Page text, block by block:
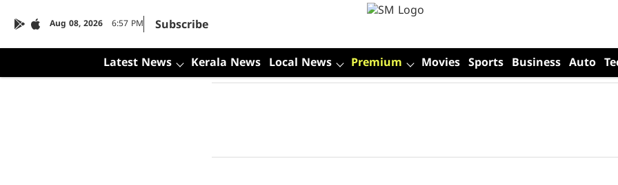
Aug 08, 2026 6:57 PM Subscribe
Latest News Kerala News Local News Premium Movies Sports Business Auto